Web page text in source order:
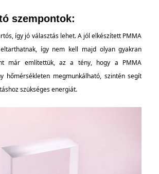
szempontok:
így jó választás lehet. A jól elkészített PMMA
így nem kell majd olyan gyakran
már említettük, az a tény, hogy a PMMA
hőmérsékleten megmunkálható, szintén segít
szükséges energiát.